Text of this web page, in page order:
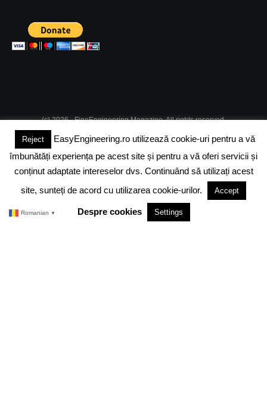
(c) 2026 - FineEngineering Magazine. All rights reserved.
DESPRE NOI ABONAMENT
DESPRE COOKIES POLITICA DE CONFIDENTIALITATE
TERMENI SI CONDITII
Reject
EasyEngineering.ro utilizează cookie-uri pentru a vă
îmbunătăți experiența pe acest site și pentru a vă oferi servicii și
conținut adaptate intereselor dvs. Continuând să utilizați acest
site, sunteți de acord cu utilizarea cookie-urilor.
Accept
Despre cookies Settings
Romanian ▼